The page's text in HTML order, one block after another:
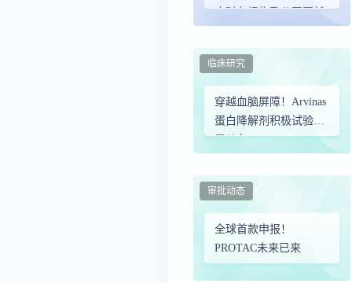
度财务报告及公司更新
穿越血脑屏障！Arvinas
蛋白降解剂积极试验结
果公布
临床研究
全球首款申报！
PROTAC未来已来
审批动态